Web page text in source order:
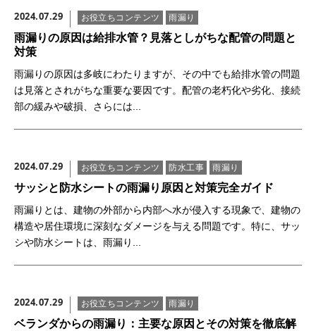
2024.07.29 お役立ちコンテンツ 雨漏り
雨漏りの原因は給排水管？見落としがちな配管の問題と
対策
雨漏りの原因は多岐にわたりますが、その中でも給排水管の問題
は見落とされがちな重要な要因です。配管の老朽化や劣化、接続
部の緩みや破損、さらには...
2024.07.29 お役立ちコンテンツ 防水工事 雨漏り
サッシと防水シートの雨漏り原因と対策完全ガイド
雨漏りとは、建物の外部から内部へ水が侵入する現象で、建物の
構造や居住環境に深刻なダメージを与える問題です。特に、サッ
シや防水シートは、雨漏り...
2024.07.29 お役立ちコンテンツ 雨漏り
ベランダからの雨漏り：主要な原因とその対策を徹底解